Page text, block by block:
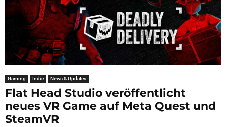
Gaming Indie News & Updates
Flat Head Studio veröffentlicht
neues VR Game auf Meta Quest und
SteamVR